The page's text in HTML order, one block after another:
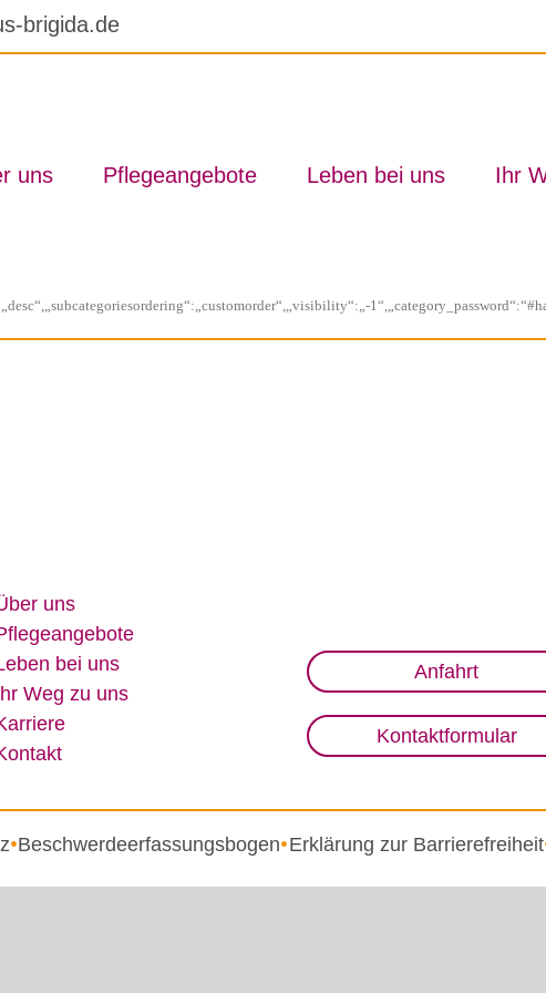
brigida.de
uns Pfle­ge­an­ge­bo­te Le­ben bei uns Ihr
uns
bei uns
Weg zu uns
Anfahrt
Kontaktformular
Beschwerdeerfassungsbogen Erklärung zur Barrierefreiheit